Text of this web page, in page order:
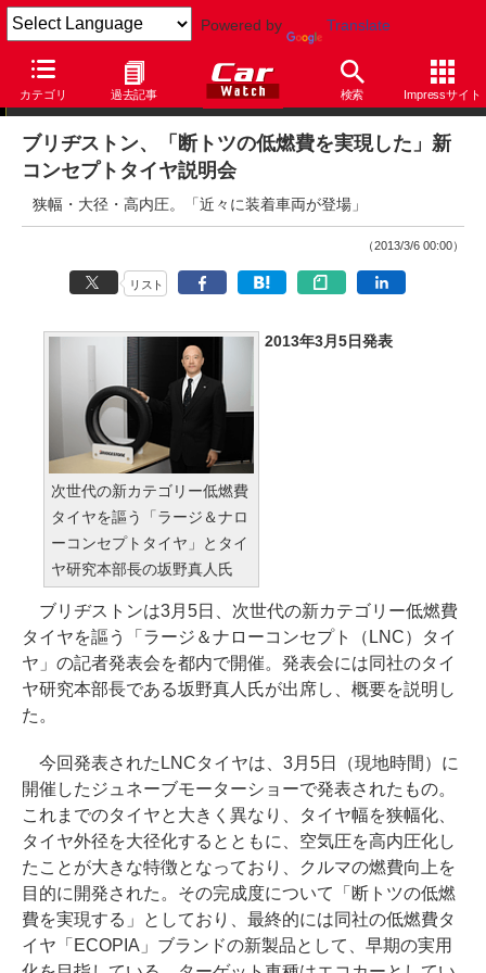
Powered by Translate
カテゴリ 過去記事 検索 Impressサイト
ニュース
ブリヂストン、「断トツの低燃費を実現した」新
コンセプトタイヤ説明会
狭幅・大径・高内圧。「近々に装着車両が登場」
（2013/3/6 00:00）
リスト
次世代の新カテゴリー低燃費
タイヤを謳う「ラージ＆ナロ
ーコンセプトタイヤ」とタイ
ヤ研究本部長の坂野真人氏
2013年3月5日発表
ブリヂストンは3月5日、次世代の新カテゴリー低燃費
タイヤを謳う「ラージ＆ナローコンセプト（LNC）タイ
ヤ」の記者発表会を都内で開催。発表会には同社のタイ
ヤ研究本部長である坂野真人氏が出席し、概要を説明し
た。
今回発表されたLNCタイヤは、3月5日（現地時間）に
開催したジュネーブモーターショーで発表されたもの。
これまでのタイヤと大きく異なり、タイヤ幅を狭幅化、
タイヤ外径を大径化するとともに、空気圧を高内圧化し
たことが大きな特徴となっており、クルマの燃費向上を
目的に開発された。その完成度について「断トツの低燃
費を実現する」としており、最終的には同社の低燃費タ
イヤ「ECOPIA」ブランドの新製品として、早期の実用